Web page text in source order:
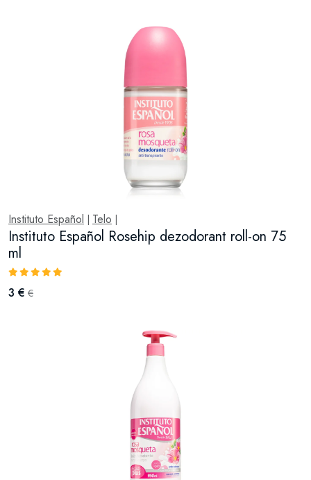
Instituto Español Telo
Instituto Español Rosehip dezodorant roll-on 75
ml
3 € €